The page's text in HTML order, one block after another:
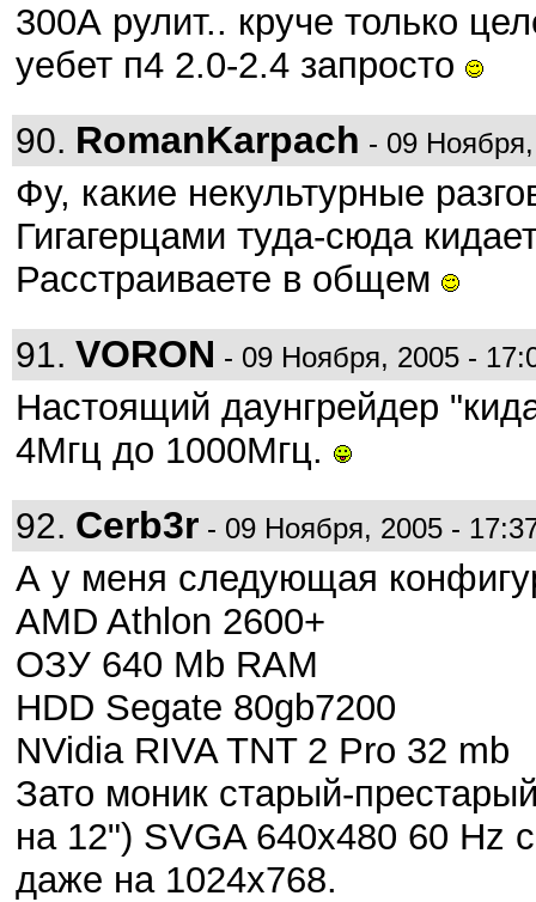
300А рулит.. круче только
уебет п4 2.0-2.4 запросто
90. RomanKarpach - 09
Фу, какие некультурные
Гигагерцами туда-сюда
Расстраиваете в общем
91. VORON - 09 Ноября, 2005 -
Настоящий даунгрейдер
4Мгц до 1000Мгц.
92. Cerb3r - 09 Ноября, 2005 -
А у меня следующая
AMD Athlon 2600+
ОЗУ 640 Mb RAM
HDD Segate 80gb7200
NVidia RIVA TNT 2 Pro 32 mb
Зато моник старый-
на 12") SVGA 640x480 60 Hz
даже на 1024x768.